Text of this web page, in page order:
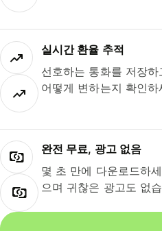
실시간 환율 추적
선호하는 통화를 저장
어떻게 변하는지 확인하
완전 무료, 광고 없음
몇 초 만에 다운로드하
으며 귀찮은 광고도 없